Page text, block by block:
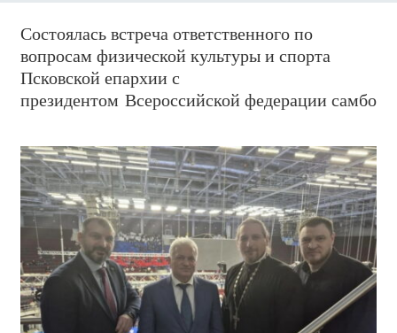
Состоялась встреча ответственного по
вопросам физической культуры и спорта
Псковской епархии с
президентом Всероссийской федерации самбо